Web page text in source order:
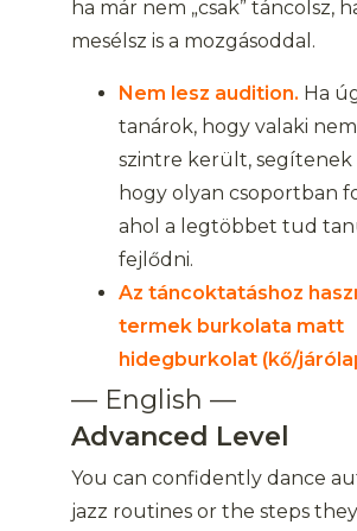
ha már nem „csak” táncolsz,
mesélsz is a mozgásoddal.
Nem lesz audition. Ha
tanárok, hogy valaki
szintre került, segítenek
hogy olyan csoportban
ahol a legtöbbet tud
fejlődni.
Az táncoktatáshoz
termek burkolata matt
hidegburkolat (kő/
— English —
Advanced Level
You can confidently dance
jazz routines or the steps